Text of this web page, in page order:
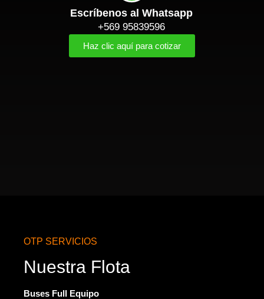
Escríbenos al Whatsapp
+569 95839596
Haz clic aquí para cotizar
OTP SERVICIOS
Nuestra Flota
Buses Full Equipo